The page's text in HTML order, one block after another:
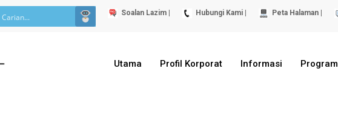
Soalan Lazim | Hubungi Kami | Peta Halaman |
Utama Profil Korporat Informasi Program